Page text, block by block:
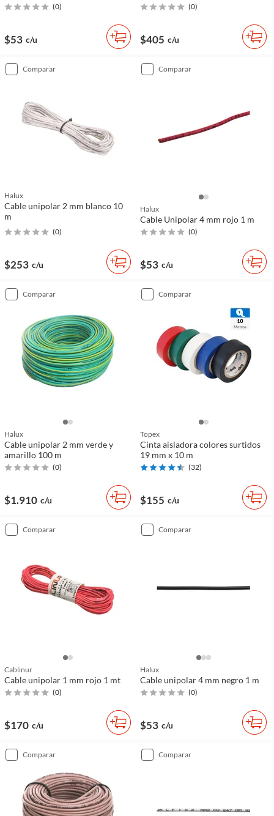
(0)
$53 c/u
(0)
$405 c/u
comparar
Halux
Cable unipolar 2 mm blanco 10
m
(0)
$253 c/u
comparar
Halux
Cable Unipolar 4 mm rojo 1 m
(0)
$53 c/u
comparar
Halux
Cable unipolar 2 mm verde y
amarillo 100 m
(0)
$1.910 c/u
comparar
Topex
Cinta aisladora colores surtidos
19 mm x 10 m
(32)
$155 c/u
comparar
Cablinur
Cable unipolar 1 mm rojo 1 mt
(0)
$170 c/u
comparar
Halux
Cable unipolar 4 mm negro 1 m
(0)
$53 c/u
comparar comparar